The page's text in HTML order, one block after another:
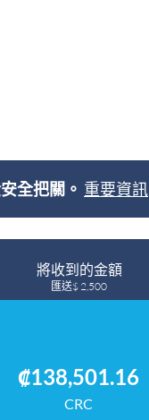
全把關。 重要資訊
將收到的金額
匯送$ 2,500
₡138,501.16
CRC